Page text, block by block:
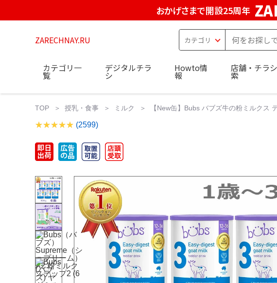
おかげさまで開設25周年
ZARECHNAY.RU
カテゴリ一
覧
デジタルチラ
シ
Howto情
報
店舗・チラ
索
TOP 授乳・食事 ミルク 【New缶】Bubs バブズ牛の粉ミルク
(2599)